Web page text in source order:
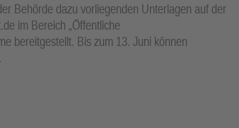
Behörde dazu vorliegenden Unterlagen auf der
im Bereich „Öffentliche
bereitgestellt. Bis zum 13. Juni können